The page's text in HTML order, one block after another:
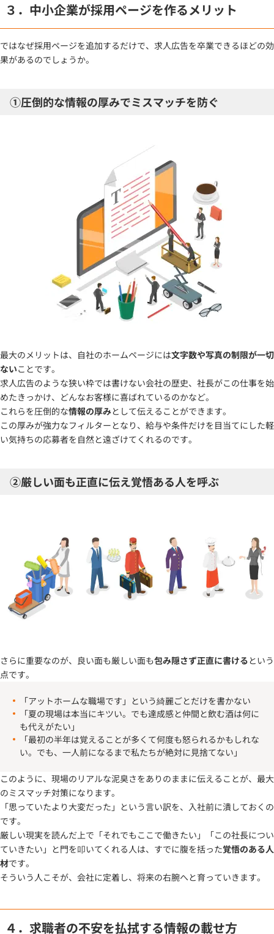
３．中小企業が採用ページを作るメリット
ではなぜ採用ページを追加するだけで、求人広告を卒業できるほどの効
果があるのでしょうか。
①圧倒的な情報の厚みでミスマッチを防ぐ
最大のメリットは、自社のホームページには文字数や写真の制限が一切
ないことです。
求人広告のような狭い枠では書けない会社の歴史、社長がこの仕事を始
めたきっかけ、どんなお客様に喜ばれているのかなど。
これらを圧倒的な情報の厚みとして伝えることができます。
この厚みが強力なフィルターとなり、給与や条件だけを目当てにした軽
い気持ちの応募者を自然と遠ざけてくれるのです。
②厳しい面も正直に伝え覚悟ある人を呼ぶ
さらに重要なのが、良い面も厳しい面も包み隠さず正直に書けるという
点です。
「アットホームな職場です」という綺麗ごとだけを書かない
「夏の現場は本当にキツい。でも達成感と仲間と飲む酒は何に
も代えがたい」
「最初の半年は覚えることが多くて何度も怒られるかもしれな
い。でも、一人前になるまで私たちが絶対に見捨てない」
このように、現場のリアルな泥臭さをありのままに伝えることが、最大
のミスマッチ対策になります。
「思っていたより大変だった」という言い訳を、入社前に潰しておくの
です。
厳しい現実を読んだ上で「それでもここで働きたい」「この社長につい
ていきたい」と門を叩いてくれる人は、すでに腹を括った覚悟のある人
材です。
そういう人こそが、会社に定着し、将来の右腕へと育っていきます。
４．求職者の不安を払拭する情報の載せ方